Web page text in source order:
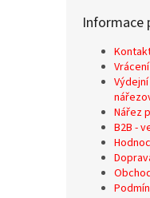
Informace
Nářez
B2B -